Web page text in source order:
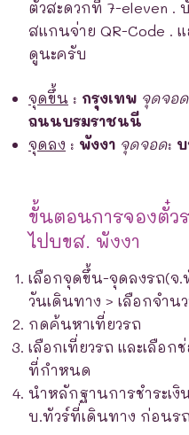
ตั๋วสะดวกที่ 7-eleven .
สแกนจ่าย QR-Code .
ดูนะครับ
จุดขึ้น : กรุงเทพ จุดจอด
ถนนบรมราชนนี
จุดลง : พังงา จุดจอด:
ขั้นตอนการจองตั๋ว
ไปบขส. พังงา
เลือกจุดขึ้น-จุดลงรถ(จ.
วันเดินทาง > เลือกจำน
กดค้นหาเที่ยวรถ
เลือกเที่ยวรถ และเลือก
ที่กำหนด
นำหลักฐานการชำระเงิ
บ.ทัวร์ที่เดินทาง ก่อนร